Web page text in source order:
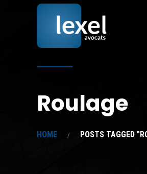
Roulage
HOME POSTS TAGGED